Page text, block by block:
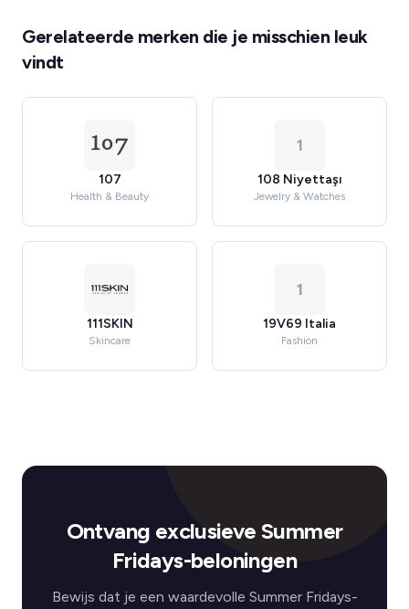
Gerelateerde merken die je misschien leuk
vindt
107
Health & Beauty
1
108 Niyettaşı
Jewelry & Watches
111SKIN
Skincare
1
19V69 Italia
Fashion
Ontvang exclusieve Summer
Fridays-beloningen
Bewijs dat je een waardevolle Summer Fridays-